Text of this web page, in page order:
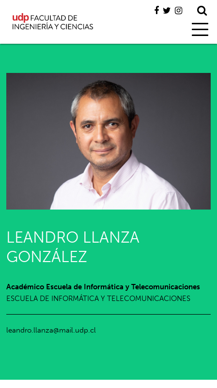
LEANDRO LLANZA
GONZÁLEZ
Académico Escuela de Informática y Telecomunicaciones
ESCUELA DE INFORMÁTICA Y TELECOMUNICACIONES
leandro.llanza@mail.udp.cl